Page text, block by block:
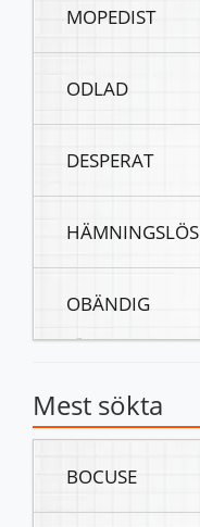
MOPEDIST
ODLAD
DESPERAT
HÄMNINGSLÖS
OBÄNDIG
Mest sökta
BOCUSE